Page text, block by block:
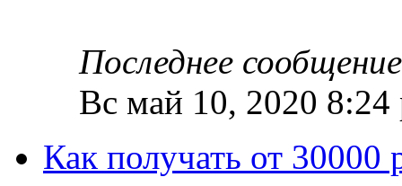
Последнее
Вс май 10, 2020 8:24
Как получать от 30000